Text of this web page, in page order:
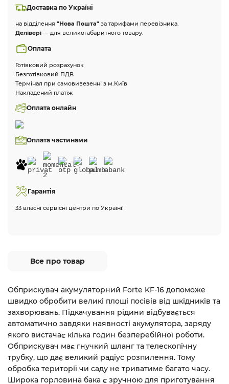
Доставка по Україні
на відділення "Нова Пошта" за тарифами перевізника.
Делівері — для великогабаритного товару.
Оплата
Готівковий розрахунок
Безготівковий ПДВ
Термінал при самовивезенні з м.Київ
Накладений платіж
Оплата онлайн
Оплата частинами
Гарантія
33 власні сервісні центри по Україні!
Все про товар
Обприскувач акумуляторний Forte KF-16 допоможе
швидко обробити великі площі посівів від шкідників та
захворювань. Підкачування рідини відбувається
автоматично завдяки наявності акумулятора, заряду
якого вистачає кілька годин безперебійної роботи.
Обприскувач має гнучкий шланг та телескопічну
трубку, що дає великий радіус розпилення. Тому
обробка території чи саду не триватиме багато часу.
Широка горловина бака є зручною для приготування